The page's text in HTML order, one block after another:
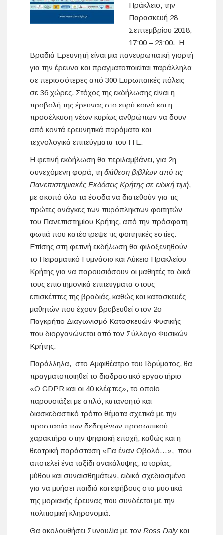
Ηράκλειο, την
Παρασκευή 28
Σεπτεμβρίου 2018,
17:00 – 23:00. Η
Βραδιά Ερευνητή είναι μια πανευρωπαϊκή γιορτή
για την έρευνα και πραγματοποιείται παράλληλα
σε περισσότερες από 300 Ευρωπαϊκές πόλεις
σε 36 χώρες. Στόχος της εκδήλωσης είναι η
προβολή της έρευνας στο ευρύ κοινό και η
προσέλκυση νέων κυρίως ανθρώπων να δουν
από κοντά ερευνητικά πειράματα και
τεχνολογικά επιτεύγματα του ΙΤΕ.
Η φετινή εκδήλωση θα περιλαμβάνει, για 2η
συνεχόμενη φορά, τη διάθεση βιβλίων από τις
Πανεπιστημιακές Εκδόσεις Κρήτης σε ειδική τιμή,
με σκοπό όλα τα έσοδα να διατεθούν για τις
πρώτες ανάγκες των πυρόπληκτων φοιτητών
του Πανεπιστημίου Κρήτης, από την πρόσφατη
φωτιά που κατέστρεψε τις φοιτητικές εστίες.
Επίσης στη φετινή εκδήλωση θα φιλοξενηθούν
το Πειραματικό Γυμνάσιο και Λύκειο Ηρακλείου
Κρήτης για να παρουσιάσουν οι μαθητές τα δικά
τους επιστημονικά επιτεύγματα στους
επισκέπτες της βραδιάς, καθώς και κατασκευές
μαθητών που έχουν βραβευθεί στον 2ο
Παγκρήτιο Διαγωνισμό Κατασκευών Φυσικής
που διοργανώνεται από τον Σύλλογο Φυσικών
Κρήτης.
Παράλληλα, στο Αμφιθέατρο του Ιδρύματος, θα
πραγματοποιηθεί το διαδραστικό εργαστήριο
«O GDPR και οι 40 κλέφτες», το οποίο
παρουσιάζει με απλό, κατανοητό και
διασκεδαστικό τρόπο θέματα σχετικά με την
προστασία των δεδομένων προσωπικού
χαρακτήρα στην ψηφιακή εποχή, καθώς και η
θεατρική παράσταση «Για έναν Οβολό…», που
αποτελεί ένα ταξίδι ανακάλυψης, ιστορίας,
μύθου και συναισθημάτων, ειδικά σχεδιασμένο
για να μυήσει παιδιά και εφήβους στα μυστικά
της μοριακής έρευνας που συνδέεται με την
πολιτισμική κληρονομιά.
Θα ακολουθήσει Συναυλία με τον Ross Daly και